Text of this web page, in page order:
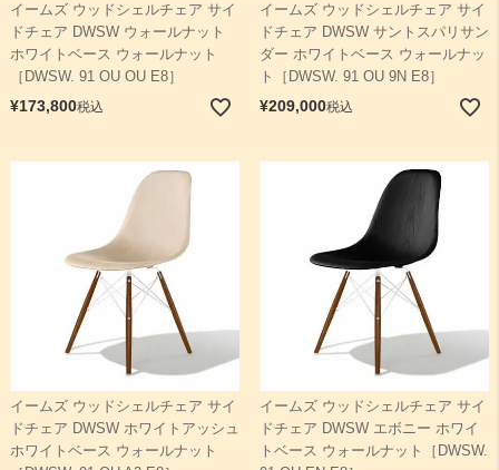
イームズ ウッドシェルチェア サイ
ドチェア DWSW ウォールナット
ホワイトベース ウォールナット
［DWSW. 91 OU OU E8］
¥173,800税込
イームズ ウッドシェルチェア サイ
ドチェア DWSW サントスパリサン
ダー ホワイトベース ウォールナッ
ト［DWSW. 91 OU 9N E8］
¥209,000税込
イームズ ウッドシェルチェア サイ
ドチェア DWSW ホワイトアッシュ
ホワイトベース ウォールナット
イームズ ウッドシェルチェア サイ
ドチェア DWSW エボニー ホワイ
トベース ウォールナット［DWSW.